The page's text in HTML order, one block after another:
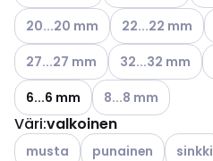
Katso käytettävissä olevat
20...20 mm Katso
22...22 mm
Katso käytettävissä olevat
27...27 mm Katso
32...32 mm
6...6 mm
Katso
8...8 mm
Väri:valkoinen
Katso käytettävissä olevat
musta Katso käytettävissä
punainen Katso
sinkki